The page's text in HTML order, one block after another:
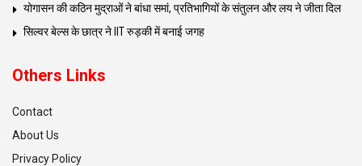
योगासन की कठिन मुद्राओं ने बांधा समां, प्रतिभागियों के संतुलन और लय ने जीता दिल
सिल्वर बेल्स के छात्र ने IIT रुड़की में बनाई जगह
Others Links
Contact
About Us
Privacy Policy